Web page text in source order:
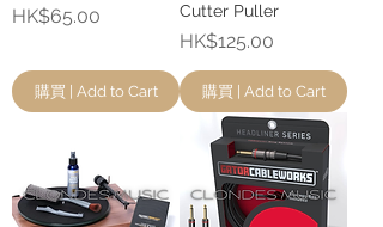
價格
HK$65.00
購買 | Add to Cart
Cutter Puller
價格
HK$125.00
購買 | Add to Cart